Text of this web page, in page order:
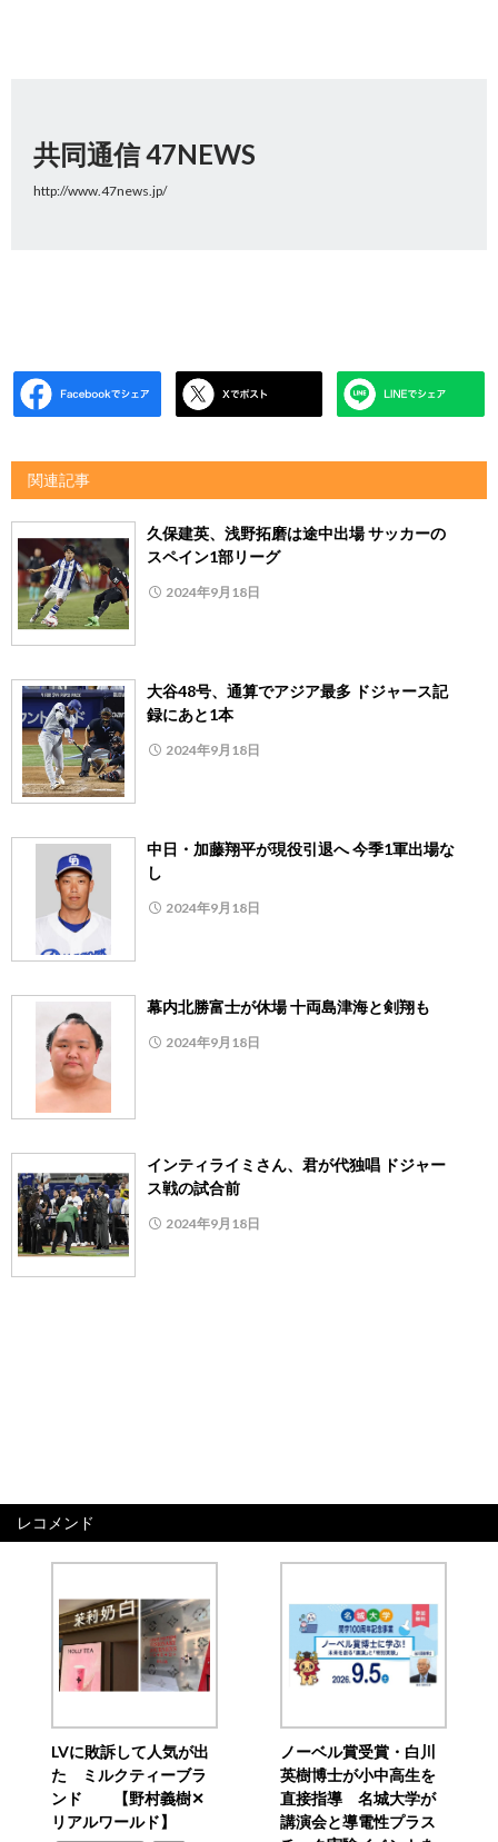
共同通信 47NEWS
http://www.47news.jp/
関連記事
久保建英、浅野拓磨は途中出場 サッカーの
スペイン1部リーグ
2024年9月18日
大谷48号、通算でアジア最多 ドジャース記
録にあと1本
2024年9月18日
中日・加藤翔平が現役引退へ 今季1軍出場な
し
2024年9月18日
幕内北勝富士が休場 十両島津海と剣翔も
2024年9月18日
インティライミさん、君が代独唱 ドジャー
ス戦の試合前
2024年9月18日
レコメンド
LVに敗訴して人気が出
た ミルクティーブラ
ンド 【野村義樹✕
リアルワールド】
ノーベル賞受賞・白川
英樹博士が小中高生を
直接指導 名城大学が
講演会と導電性プラス